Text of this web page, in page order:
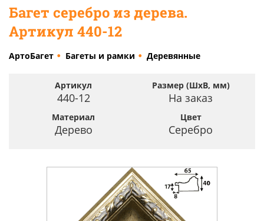
Багет серебро из дерева.
Артикул 440-12
АртоБагет Багеты и рамки Деревянные
Артикул
440-12
Размер (ШхВ, мм)
На заказ
Материал
Дерево
Цвет
Серебро